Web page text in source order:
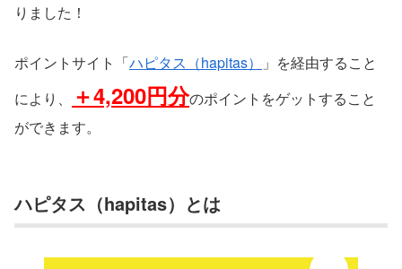
りました！
ポイントサイト「ハピタス（hapitas）
」を経由すること
により、
＋4,200円分のポイントをゲットすること
ができます。
ハピタス（hapitas）とは